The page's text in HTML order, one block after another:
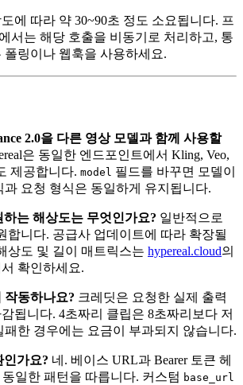
에 따라 약 30~90초 정도 소요됩니다. 프
서는 해당 호출을 비동기로 처리하고, 통
폴링이나 웹훅을 사용하세요.
2.0을 다른 영상 모델과 함께 사용할
은 동일한 엔드포인트에서 Kling, Veo,
제공합니다. model 필드를 바꾸면 모델이
과 요청 형식은 동일하게 유지됩니다.
하는 해상도는 무엇인가요? 일반적으로
합니다. 공급사 업데이트에 따라 확장될
상도 및 길이 매트릭스는 hypereal.cloud의
확인하세요.
작동하나요? 크레딧은 요청한 실제 출력
됩니다. 4초짜리 클립은 8초짜리보다 저
패한 경우에는 요금이 부과되지 않습니다.
가요? 네. 베이스 URL과 Bearer 토큰 헤
일한 패턴을 따릅니다. 커스텀 base_url